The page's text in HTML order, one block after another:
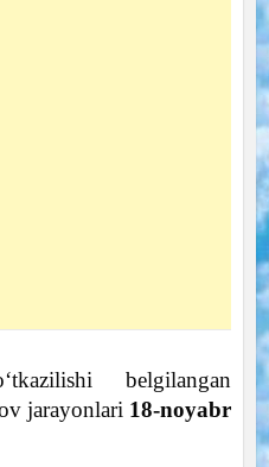
belgilangan
jarayonlari 18-noyabr